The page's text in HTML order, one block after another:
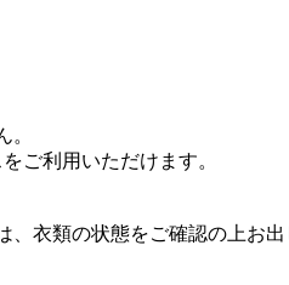
。
ご利用いただけます。
衣類の状態をご確認の上お